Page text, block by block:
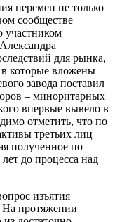
перемен не только
сообществе
участником
для рынка,
которые вложены
завода поставил
– миноритарных
впервые вывело в
отметить, что по
третьих лиц
полученное по
до процесса над
изъятия
На протяжении